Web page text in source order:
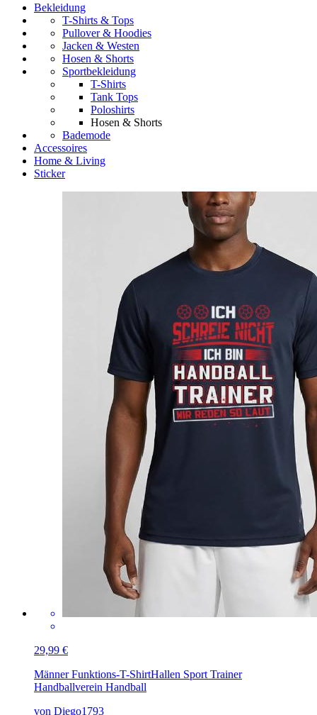
Bekleidung
T-Shirts & Tops
Pullover & Hoodies
Jacken & Westen
Hosen & Shorts
Sportbekleidung
T-Shirts
Tank Tops
Poloshirts
Hosen & Shorts
Bademode
Accessoires
Home & Living
Sticker
29,99 €
Männer Funktions-T-ShirtHallen Sport Trainer
Handballverein Handball
von Diego1793